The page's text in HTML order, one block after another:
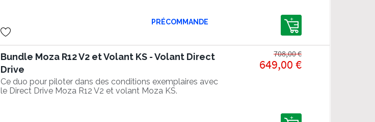
PRÉCOMMANDE
Bundle Moza R12 V2 et Volant KS - Volant Direct
Drive
Ce duo pour piloter dans des conditions exemplaires avec
le Direct Drive Moza R12 V2 et volant Moza KS.
649,00 €
708,00 €